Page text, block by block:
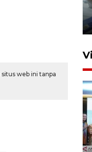
web ini tanpa